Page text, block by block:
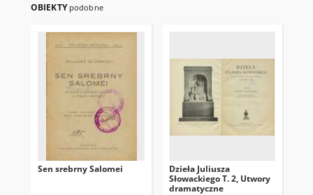
OBIEKTY podobne
Sen srebrny Salomei
Dzieła Juliusza
Słowackiego T. 2, Utwory
dramatyczne